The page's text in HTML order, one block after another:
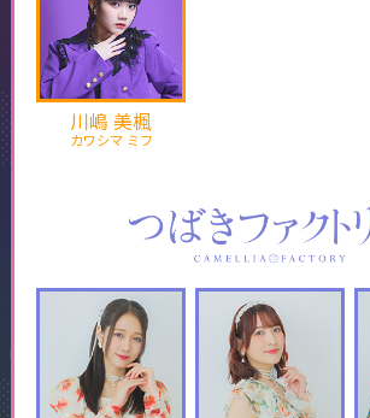
川嶋 美楓
カワシマ ミフ